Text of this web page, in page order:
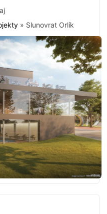
» Slunovrat Orlík